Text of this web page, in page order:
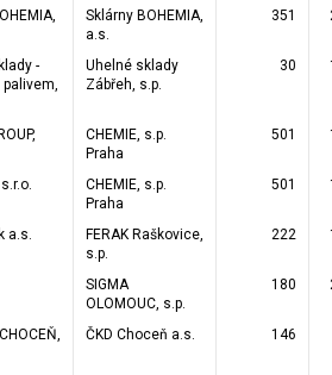
Sklárny BOHEMIA,
a.s.
351
-
Uhelné sklady
Zábřeh, s.p.
30
CHEMIE, s.p.
Praha
501
CHEMIE, s.p.
Praha
501
a.s.
FERAK Raškovice,
s.p.
222
SIGMA
OLOMOUC, s.p.
180
ČKD Choceň a.s. 146